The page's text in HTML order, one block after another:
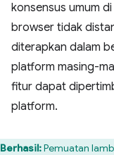
konsensus umum
browser tidak
diterapkan dalam
platform masing-
fitur dapat
platform.
Berhasil:Pemuatan